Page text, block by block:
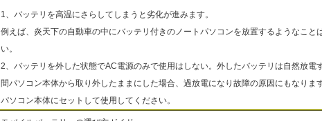
1、バッテリを高温にさらしてしまうと劣化が進みます。
例えば、炎天下の自動車の中にバッテリ付きのノートパソコンを放置するようなこと
い。
2、バッテリを外した状態でAC電源のみで使用はしない。外したバッテリは自然放電
間パソコン本体から取り外したままにした場合、過放電になり故障の原因にもなりま
パソコン本体にセットして使用してください。